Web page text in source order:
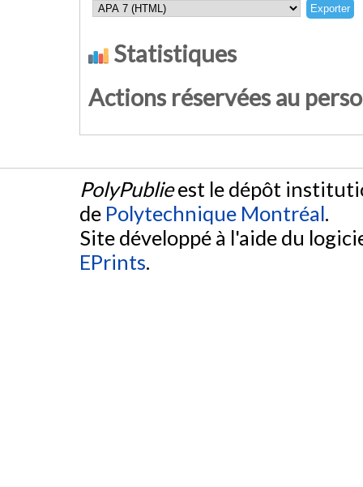
Statistiques
Actions réservées au
PolyPublieest le dépôt
de Polytechnique Montréal.
Site développé à l'aide du
EPrints.